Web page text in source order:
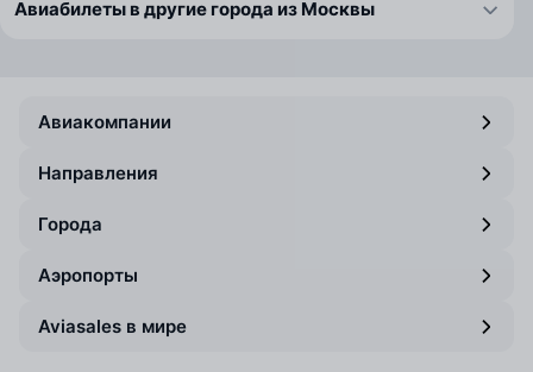
Авиабилеты в другие города из Москвы
Авиакомпании
Направления
Города
Аэропорты
Aviasales в мире